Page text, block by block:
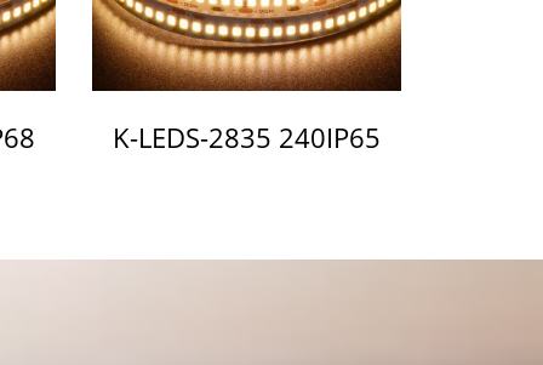
K-LEDS-2835 240IP65